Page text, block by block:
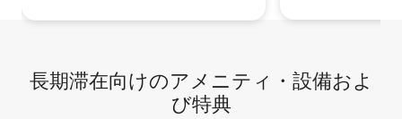
長期滞在向け⁠のア⁠メ⁠ニ⁠テ⁠ィ⁠・設⁠備⁠およ
び特⁠典